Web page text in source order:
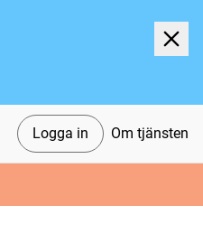
Logga in Om tjänsten